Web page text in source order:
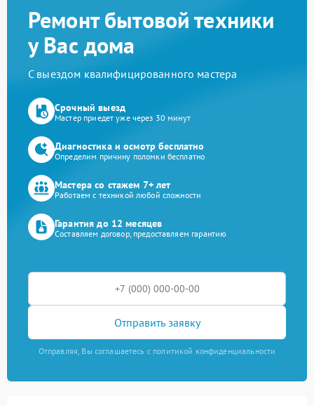
Ремонт бытовой техники
у Вас дома
С выездом квалифицированного мастера
Срочный выезд
Мастер приедет уже через 30 минут
Диагностика и осмотр бесплатно
Определим причину поломки бесплатно
Мастера со стажем 7+ лет
Работаем с техникой любой сложности
Гарантия до 12 месяцев
Составляем договор, предоставляем гарантию
Отправить заявку
Отправляя, Вы соглашаетесь с политикой конфиденциальности